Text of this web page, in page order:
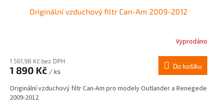
Originální vzduchový filtr Can-Am 2009-2012
Vyprodáno
1 561,98 Kč bez DPH
1 890 Kč / ks
Do košíku
Originální vzduchový filtr Can-Am pro modely Outlander a Renegede
2009-2012